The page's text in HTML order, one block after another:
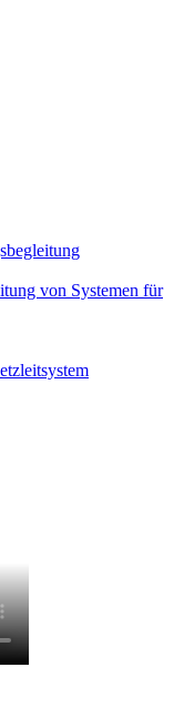
von Systemen für